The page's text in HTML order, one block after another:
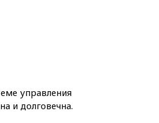
управления
и долговечна.